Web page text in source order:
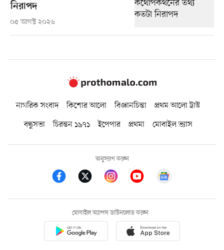
নিরাপদ
০৫ আগস্ট ২০২৬
নাগরিক সংবাদ কিশোর আলো বিজ্ঞানচিন্তা
প্রথম আলো ট্রাস্ট
বন্ধুসভা
চিরন্তন ১৯৭১ ইপেপার প্রথমা মোবাইল ভ্যাস
অনুসরণ করুন
মোবাইল অ্যাপস ডাউনলোড করুন